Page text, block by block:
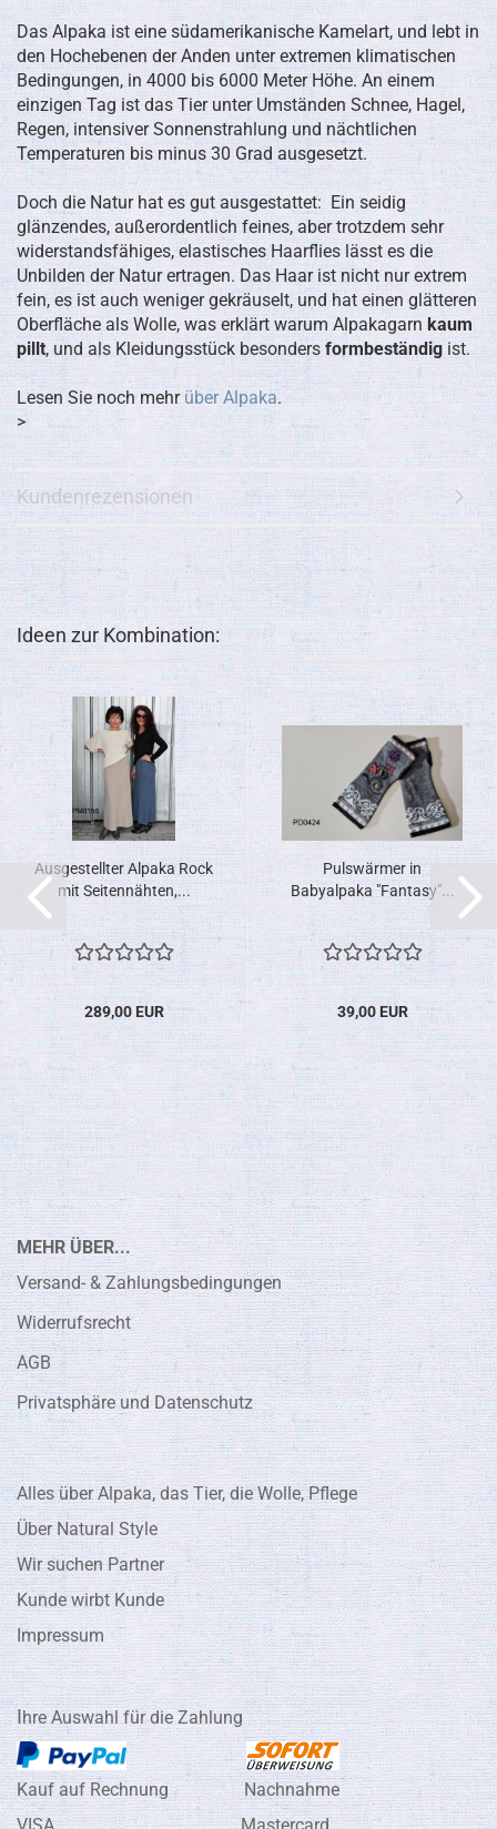
Das Alpaka ist eine südamerikanische Kamelart, und lebt in
den Hochebenen der Anden unter extremen klimatischen
Bedingungen, in 4000 bis 6000 Meter Höhe. An einem
einzigen Tag ist das Tier unter Umständen Schnee, Hagel,
Regen, intensiver Sonnenstrahlung und nächtlichen
Temperaturen bis minus 30 Grad ausgesetzt.
Doch die Natur hat es gut ausgestattet: Ein seidig
glänzendes, außerordentlich feines, aber trotzdem sehr
widerstandsfähiges, elastisches Haarflies lässt es die
Unbilden der Natur ertragen. Das Haar ist nicht nur extrem
fein, es ist auch weniger gekräuselt, und hat einen glätteren
Oberfläche als Wolle, was erklärt warum Alpakagarn kaum
pillt, und als Kleidungsstück besonders formbeständig ist.
Lesen Sie noch mehr über Alpaka.
>
Kundenrezensionen
Ideen zur Kombination:
Ausgestellter Alpaka Rock
mit Seitennähten,...
289,00 EUR
Pulswärmer in
Babyalpaka "Fantasy"...
39,00 EUR
MEHR ÜBER...
Versand- & Zahlungsbedingungen
Widerrufsrecht
AGB
Privatsphäre und Datenschutz
Alles über Alpaka, das Tier, die Wolle, Pflege
Über Natural Style
Wir suchen Partner
Kunde wirbt Kunde
Impressum
Ihre Auswahl für die Zahlung
Kauf auf Rechnung Nachnahme